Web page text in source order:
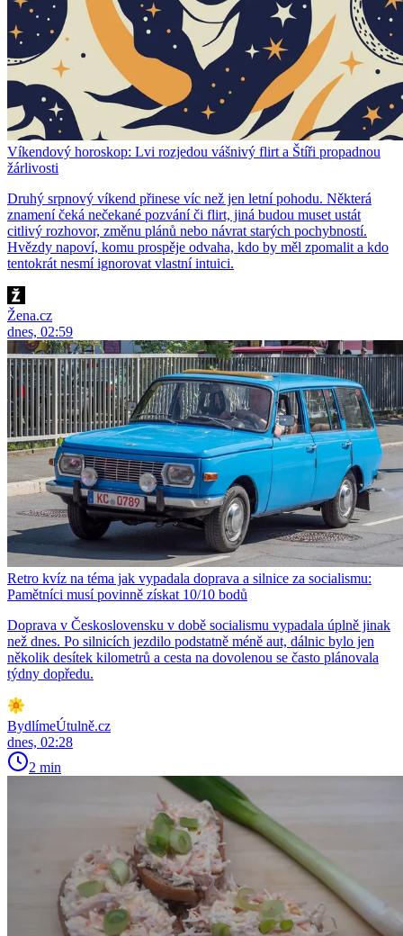
Víkendový horoskop: Lvi rozjedou vášnivý flirt a Štíři propadnou
žárlivosti
Druhý srpnový víkend přinese víc než jen letní pohodu. Některá
znamení čeká nečekané pozvání či flirt, jiná budou muset ustát
citlivý rozhovor, změnu plánů nebo návrat starých pochybností.
Hvězdy napoví, komu prospěje odvaha, kdo by měl zpomalit a kdo
tentokrát nesmí ignorovat vlastní intuici.
Žena.cz
dnes, 02:59
Retro kvíz na téma jak vypadala doprava a silnice za socialismu:
Pamětníci musí povinně získat 10/10 bodů
Doprava v Československu v době socialismu vypadala úplně jinak
než dnes. Po silnicích jezdilo podstatně méně aut, dálnic bylo jen
několik desítek kilometrů a cesta na dovolenou se často plánovala
týdny dopředu.
BydlímeÚtulně.cz
dnes, 02:28
2 min